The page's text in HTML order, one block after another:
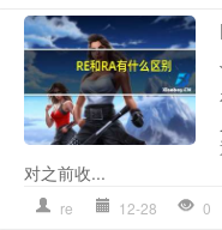
对之前收...
re 12-28 0